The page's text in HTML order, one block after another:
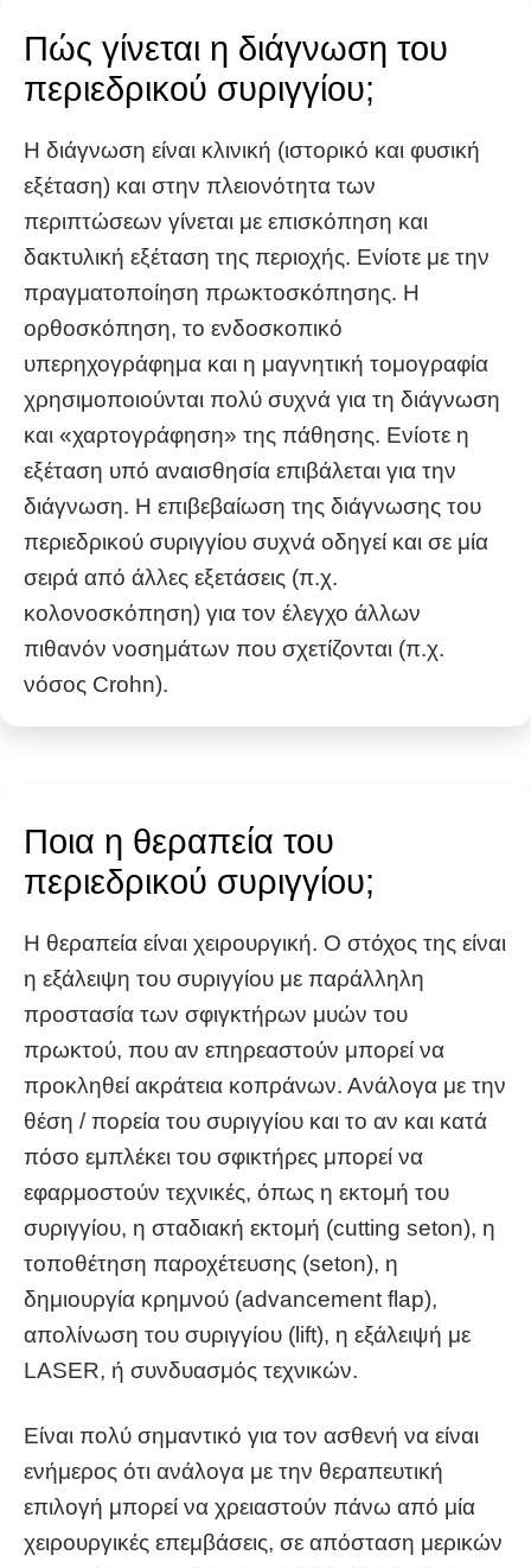
Πώς γίνεται η διάγνωση του
περιεδρικού συριγγίου;
Η διάγνωση είναι κλινική (ιστορικό και φυσική
εξέταση) και στην πλειονότητα των
περιπτώσεων γίνεται με επισκόπηση και
δακτυλική εξέταση της περιοχής. Ενίοτε με την
πραγματοποίηση πρωκτοσκόπησης. Η
ορθοσκόπηση, το ενδοσκοπικό
υπερηχογράφημα και η μαγνητική τομογραφία
χρησιμοποιούνται πολύ συχνά για τη διάγνωση
και «χαρτογράφηση» της πάθησης. Ενίοτε η
εξέταση υπό αναισθησία επιβάλεται για την
διάγνωση. Η επιβεβαίωση της διάγνωσης του
περιεδρικού συριγγίου συχνά οδηγεί και σε μία
σειρά από άλλες εξετάσεις (π.χ.
κολονοσκόπηση) για τον έλεγχο άλλων
πιθανόν νοσημάτων που σχετίζονται (π.χ.
νόσος Crohn).
Ποια η θεραπεία του
περιεδρικού συριγγίου;
Η θεραπεία είναι χειρουργική. Ο στόχος της είναι
η εξάλειψη του συριγγίου με παράλληλη
προστασία των σφιγκτήρων μυών του
πρωκτού, που αν επηρεαστούν μπορεί να
προκληθεί ακράτεια κοπράνων. Ανάλογα με την
θέση / πορεία του συριγγίου και το αν και κατά
πόσο εμπλέκει του σφικτήρες μπορεί να
εφαρμοστούν τεχνικές, όπως η εκτομή του
συριγγίου, η σταδιακή εκτομή (cutting seton), η
τοποθέτηση παροχέτευσης (seton), η
δημιουργία κρημνού (advancement flap),
απολίνωση του συριγγίου (lift), η εξάλειψή με
LASER, ή συνδυασμός τεχνικών.
Είναι πολύ σημαντικό για τον ασθενή να είναι
ενήμερος ότι ανάλογα με την θεραπευτική
επιλογή μπορεί να χρειαστούν πάνω από μία
χειρουργικές επεμβάσεις, σε απόσταση μερικών